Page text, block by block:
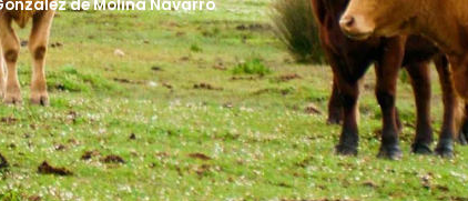
de Molina Navarro